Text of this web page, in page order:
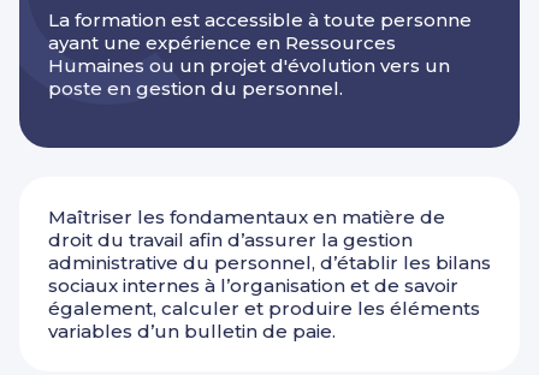
La formation est accessible à toute personne
ayant une expérience en Ressources
Humaines ou un projet d'évolution vers un
poste en gestion du personnel.
Maîtriser les fondamentaux en matière de
droit du travail afin d’assurer la gestion
administrative du personnel, d’établir les bilans
sociaux internes à l’organisation et de savoir
également, calculer et produire les éléments
variables d’un bulletin de paie.